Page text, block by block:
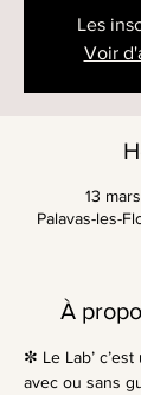
Les
Voir
13
Palavas-les-
À
✼ Le Lab’
avec ou sans